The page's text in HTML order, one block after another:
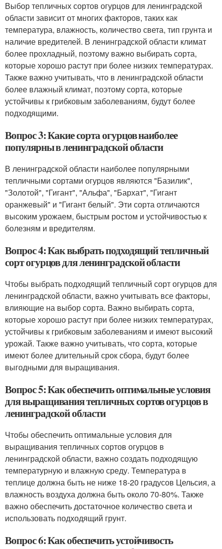
Выбор тепличных сортов огурцов для ленинградской
области зависит от многих факторов, таких как
температура, влажность, количество света, тип грунта и
наличие вредителей. В ленинградской области климат
более прохладный, поэтому важно выбирать сорта,
которые хорошо растут при более низких температурах.
Также важно учитывать, что в ленинградской области
более влажный климат, поэтому сорта, которые
устойчивы к грибковым заболеваниям, будут более
подходящими.
Вопрос 3: Какие сорта огурцов наиболее
популярны в ленинградской области
В ленинградской области наиболее популярными
тепличными сортами огурцов являются "Базилик",
"Золотой", "Гигант", "Альфа", "Бархат", "Гигант
оранжевый" и "Гигант белый". Эти сорта отличаются
высоким урожаем, быстрым ростом и устойчивостью к
болезням и вредителям.
Вопрос 4: Как выбрать подходящий тепличный
сорт огурцов для ленинградской области
Чтобы выбрать подходящий тепличный сорт огурцов для
ленинградской области, важно учитывать все факторы,
влияющие на выбор сорта. Важно выбирать сорта,
которые хорошо растут при более низких температурах,
устойчивы к грибковым заболеваниям и имеют высокий
урожай. Также важно учитывать, что сорта, которые
имеют более длительный срок сбора, будут более
выгодными для выращивания.
Вопрос 5: Как обеспечить оптимальные условия
для выращивания тепличных сортов огурцов в
ленинградской области
Чтобы обеспечить оптимальные условия для
выращивания тепличных сортов огурцов в
ленинградской области, важно создать подходящую
температурную и влажную среду. Температура в
теплице должна быть не ниже 18-20 градусов Цельсия, а
влажность воздуха должна быть около 70-80%. Также
важно обеспечить достаточное количество света и
использовать подходящий грунт.
Вопрос 6: Как обеспечить устойчивость